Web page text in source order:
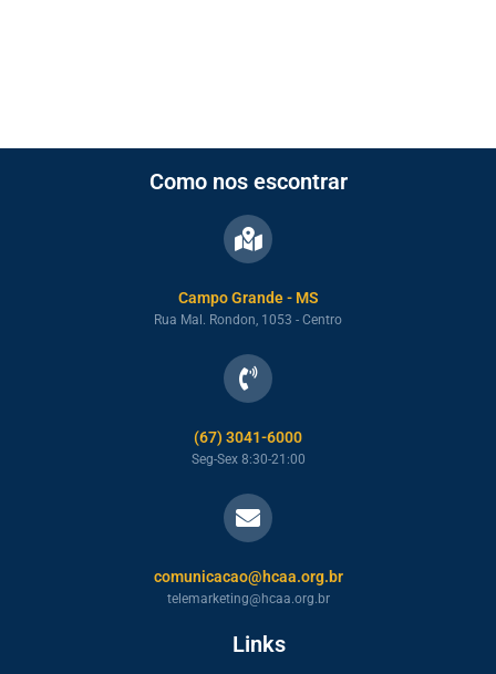
Como nos escontrar
Campo Grande - MS
Rua Mal. Rondon, 1053 - Centro
(67) 3041-6000
Seg-Sex 8:30-21:00
comunicacao@hcaa.org.br
telemarketing@hcaa.org.br
Links